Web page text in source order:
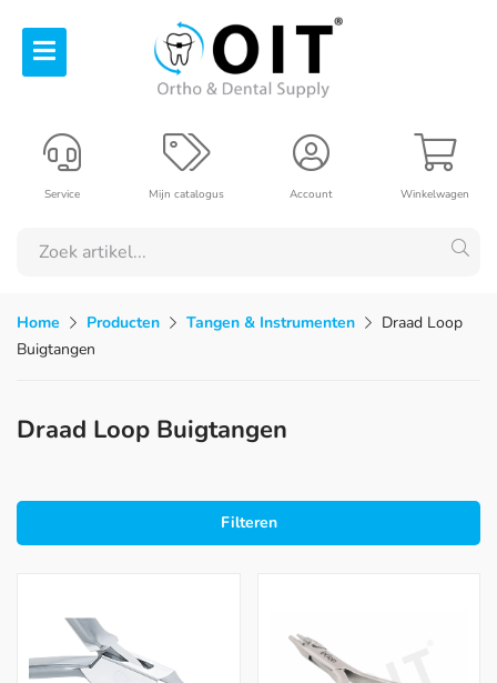
Winkelwagen
Account
Mijn catalogus
Service
Home Producten Tangen & Instrumenten
Draad Loop
Buigtangen
Draad Loop Buigtangen
Filteren